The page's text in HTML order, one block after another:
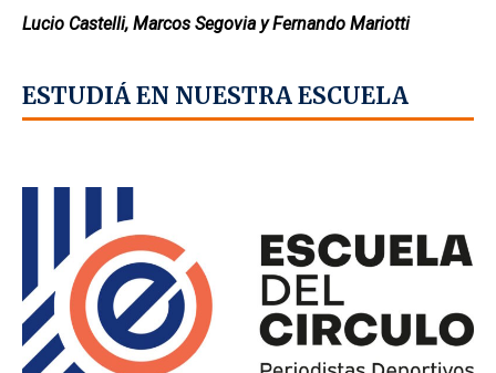
Lucio Castelli, Marcos Segovia y Fernando Mariotti
ESTUDIÁ EN NUESTRA ESCUELA